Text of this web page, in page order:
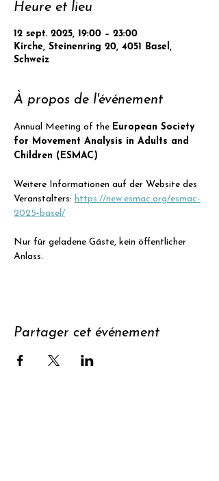
Heure et lieu
12 sept. 2025, 19:00 – 23:00
Kirche, Steinenring 20, 4051 Basel,
Schweiz
À propos de l'événement
Annual Meeting of the European Society
for Movement Analysis in Adults and
Children (ESMAC)
Weitere Informationen auf der Website des
Veranstalters: https://new.esmac.org/esmac-
2025-basel/
Nur für geladene Gäste, kein öffentlicher
Anlass.
Partager cet événement